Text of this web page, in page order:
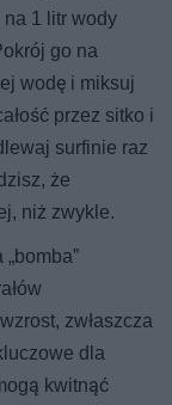
na 1 litr wody
go na
wodę i miksuj
przez sitko i
surfinie raz
że
niż zwykle.
zwłaszcza
dla
kwitnąć